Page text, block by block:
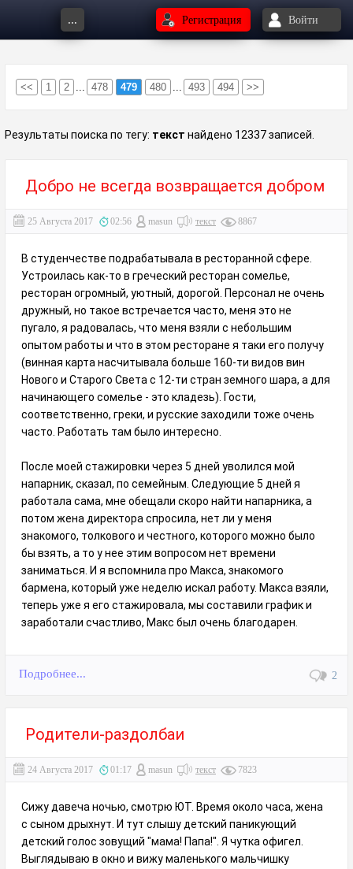
... Регистрация Войти
<< 1 2 ... 478 479 480 ... 493 494 >>
Результаты поиска по тегу: текст найдено 12337 записей.
Добро не всегда возвращается добром
25 Августа 2017 02:56 masun текст 8867
В студенчестве подрабатывала в ресторанной сфере.
Устроилась как-то в греческий ресторан сомелье,
ресторан огромный, уютный, дорогой. Персонал не очень
дружный, но такое встречается часто, меня это не
пугало, я радовалась, что меня взяли с небольшим
опытом работы и что в этом ресторане я таки его получу
(винная карта насчитывала больше 160-ти видов вин
Нового и Старого Света с 12-ти стран земного шара, а для
начинающего сомелье - это кладезь). Гости,
соответственно, греки, и русские заходили тоже очень
часто. Работать там было интересно.
После моей стажировки через 5 дней уволился мой
напарник, сказал, по семейным. Следующие 5 дней я
работала сама, мне обещали скоро найти напарника, а
потом жена директора спросила, нет ли у меня
знакомого, толкового и честного, которого можно было
бы взять, а то у нее этим вопросом нет времени
заниматься. И я вспомнила про Макса, знакомого
бармена, который уже неделю искал работу. Макса взяли,
теперь уже я его стажировала, мы составили график и
заработали счастливо, Макс был очень благодарен.
Подробнее... 2
Родители-раздолбаи
24 Августа 2017 01:17 masun текст 7823
Сижу давеча ночью, смотрю ЮТ. Время около часа, жена
с сыном дрыхнут. И тут слышу детский паникующий
детский голос зовущий "мама! Папа!". Я чутка офигел.
Выглядываю в окно и вижу маленького мальчишку